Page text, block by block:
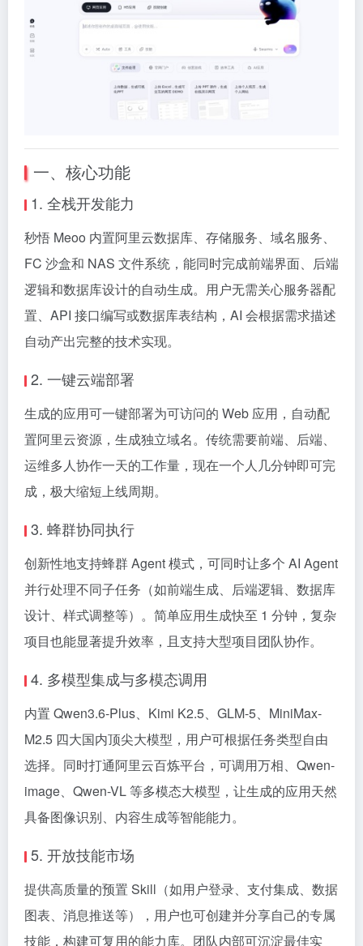
一、核心功能
1. 全栈开发能力
秒悟 Meoo 内置阿里云数据库、存储服务、域名服务、
FC 沙盒和 NAS 文件系统，能同时完成前端界面、后端
逻辑和数据库设计的自动生成。用户无需关心服务器配
置、API 接口编写或数据库表结构，AI 会根据需求描述
自动产出完整的技术实现。
2. 一键云端部署
生成的应用可一键部署为可访问的 Web 应用，自动配
置阿里云资源，生成独立域名。传统需要前端、后端、
运维多人协作一天的工作量，现在一个人几分钟即可完
成，极大缩短上线周期。
3. 蜂群协同执行
创新性地支持蜂群 Agent 模式，可同时让多个 AI Agent
并行处理不同子任务（如前端生成、后端逻辑、数据库
设计、样式调整等）。简单应用生成快至 1 分钟，复杂
项目也能显著提升效率，且支持大型项目团队协作。
4. 多模型集成与多模态调用
内置 Qwen3.6-Plus、Kimi K2.5、GLM-5、MiniMax-
M2.5 四大国内顶尖大模型，用户可根据任务类型自由
选择。同时打通阿里云百炼平台，可调用万相、Qwen-
image、Qwen-VL 等多模态大模型，让生成的应用天然
具备图像识别、内容生成等智能能力。
5. 开放技能市场
提供高质量的预置 Skill（如用户登录、支付集成、数据
图表、消息推送等），用户也可创建并分享自己的专属
技能，构建可复用的能力库。团队内部可沉淀最佳实